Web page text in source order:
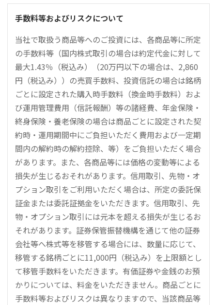
手数料等およびリスクについて
当社で取扱う商品等へのご投資には、各商品等に所定
の手数料等（国内株式取引の場合は約定代金に対して
最大1.43％（税込み）（20万円以下の場合は、2,860
円（税込み））の売買手数料、投資信託の場合は銘柄
ごとに設定された購入時手数料（換金時手数料）およ
び運用管理費用（信託報酬）等の諸経費、年金保険・
終身保険・養老保険の場合は商品ごとに設定された契
約時・運用期間中にご負担いただく費用および一定期
間内の解約時の解約控除、等）をご負担いただく場合
があります。また、各商品等には価格の変動等による
損失が生じるおそれがあります。信用取引、先物・オ
プション取引をご利用いただく場合は、所定の委託保
証金または委託証拠金をいただきます。信用取引、先
物・オプション取引には元本を超える損失が生じるお
それがあります。証券保管振替機構を通じて他の証券
会社等へ株式等を移管する場合には、数量に応じて、
移管する銘柄ごとに11,000円（税込み）を上限額とし
て移管手数料をいただきます。有価証券や金銭のお預
かりについては、料金をいただきません。商品ごとに
手数料等およびリスクは異なりますので、当該商品等